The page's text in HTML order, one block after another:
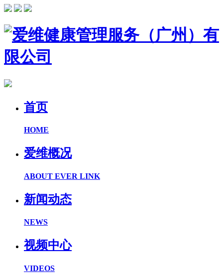
首页
HOME
爱维概况
ABOUT EVER LINK
新闻动态
NEWS
视频中心
VIDEOS